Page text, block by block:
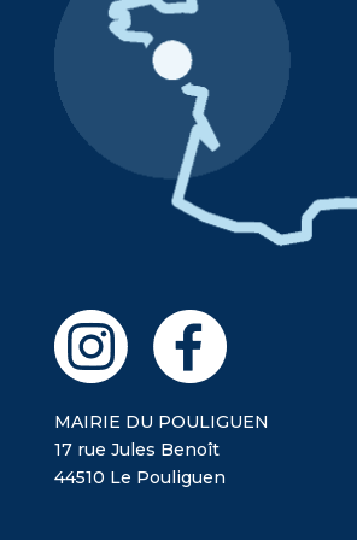
MAIRIE DU POULIGUEN
17 rue Jules Benoît
44510 Le Pouliguen